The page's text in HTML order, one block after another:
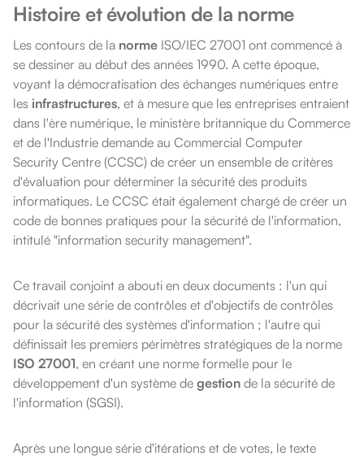
Histoire et évolution de la norme
Les contours de la norme ISO/IEC 27001 ont commencé à
se dessiner au début des années 1990. A cette époque,
voyant la démocratisation des échanges numériques entre
les infrastructures, et à mesure que les entreprises entraient
dans l'ère numérique, le ministère britannique du Commerce
et de l'Industrie demande au Commercial Computer
Security Centre (CCSC) de créer un ensemble de critères
d'évaluation pour déterminer la sécurité des produits
informatiques. Le CCSC était également chargé de créer un
code de bonnes pratiques pour la sécurité de l'information,
intitulé "information security management".
Ce travail conjoint a abouti en deux documents : l'un qui
décrivait une série de contrôles et d'objectifs de contrôles
pour la sécurité des systèmes d'information ; l'autre qui
définissait les premiers périmètres stratégiques de la norme
ISO 27001, en créant une norme formelle pour le
développement d'un système de gestion de la sécurité de
l'information (SGSI).
Après une longue série d'itérations et de votes, le texte